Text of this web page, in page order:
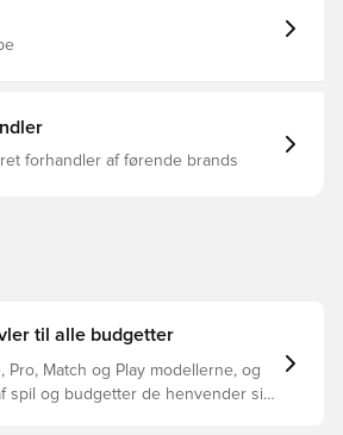
forhandler af førende brands
til alle budgetter
Pro, Match og Play modellerne, og
spil og budgetter de henvender sig